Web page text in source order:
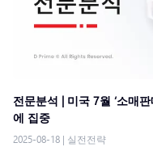
전문분석 | 미국 7월 ‘소매
에 집중
2025-08-18 | 실전전략